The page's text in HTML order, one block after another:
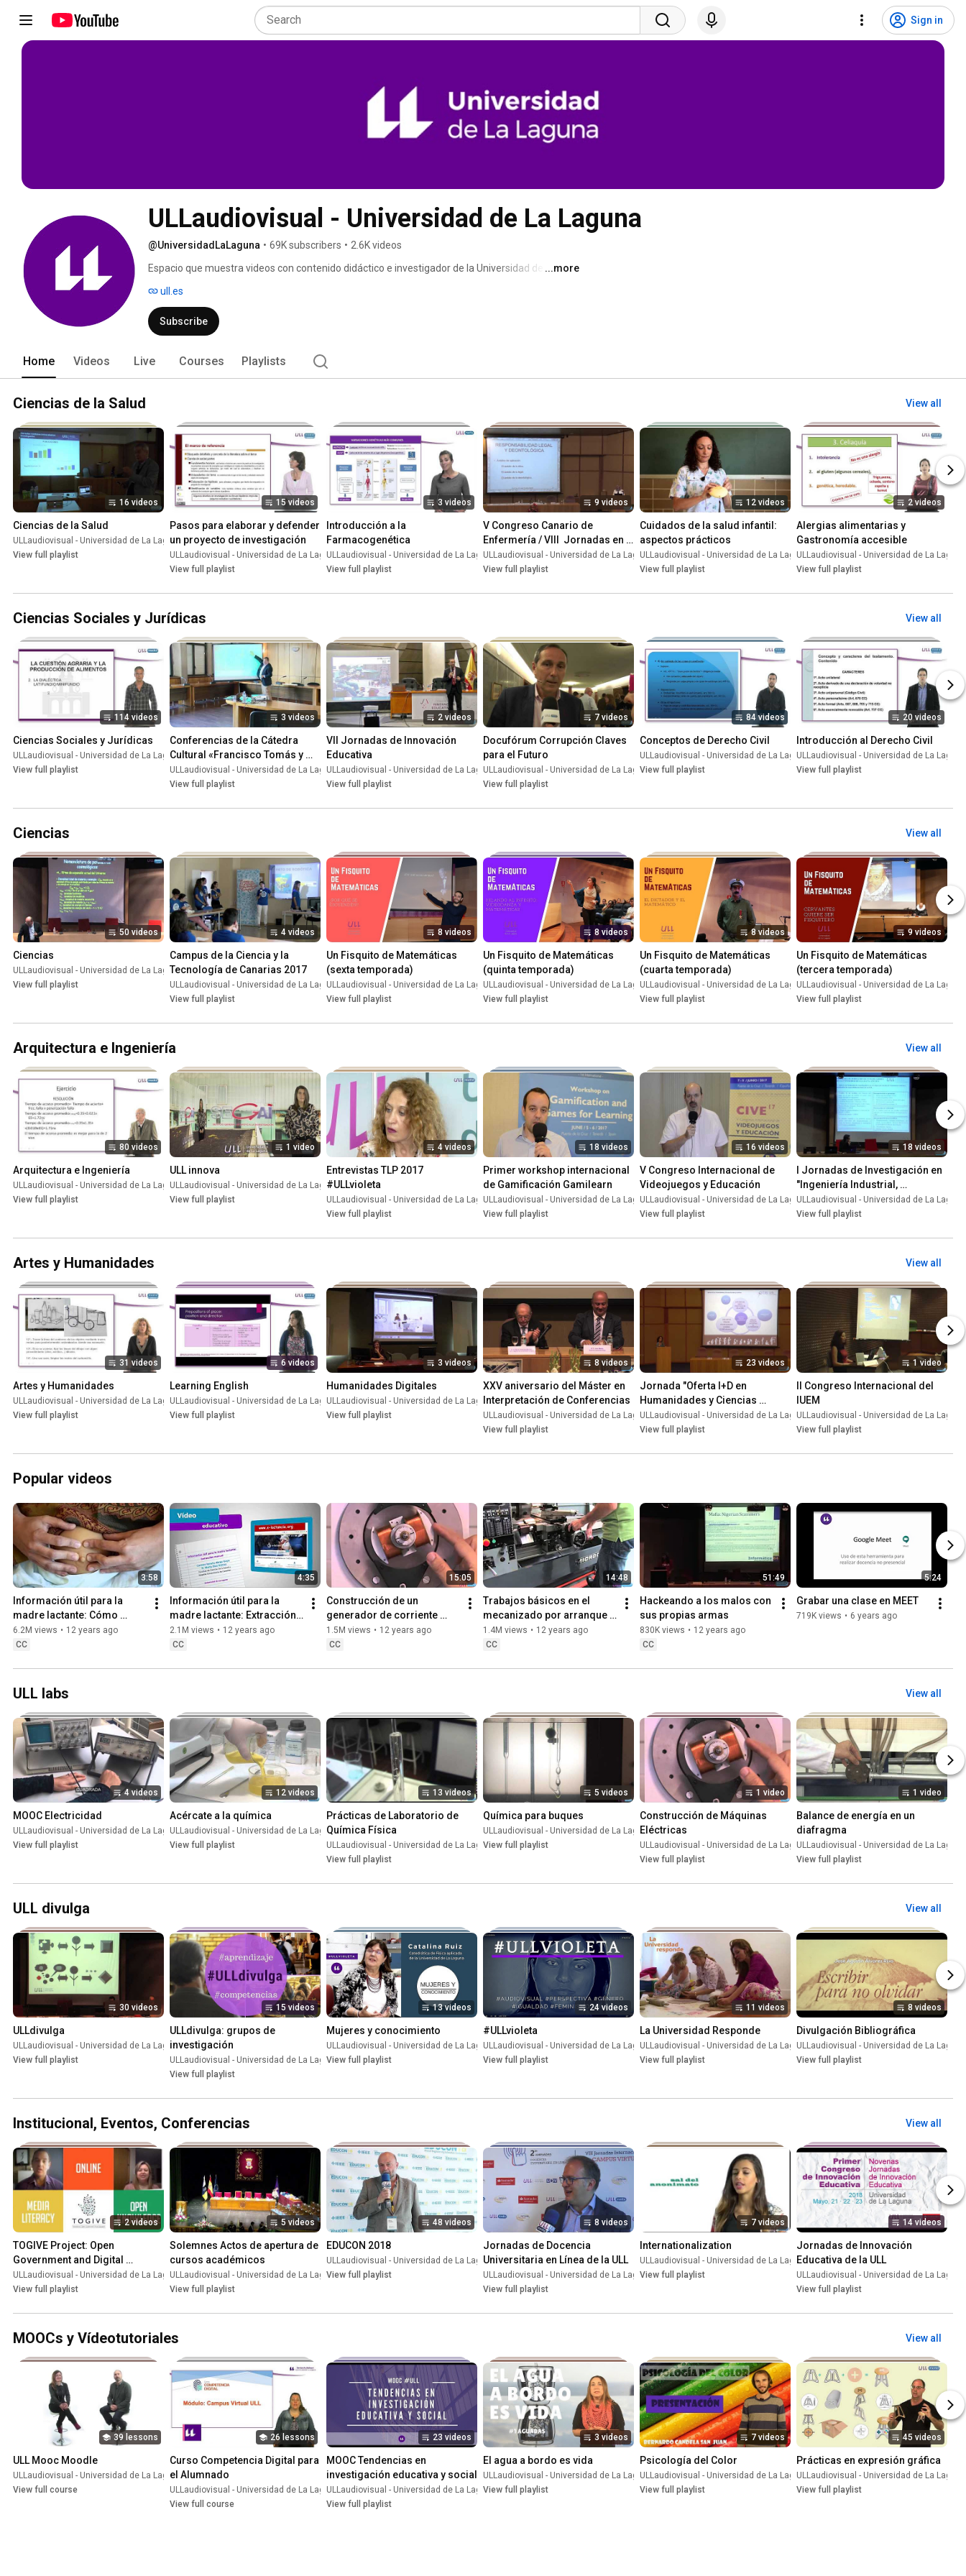
Sign in
ULLaudiovisual - Universidad de La Laguna
@UniversidadLaLaguna • 69K subscribers • 2.6K videos
Espacio que muestra videos con contenido didáctico e investigador de la Universidad de La ...more
ull.es
Subscribe
Home Videos Live Courses Playlists
Ciencias de la Salud View all
16 videos
Ciencias de la Salud
ULLaudiovisual - Universidad de La Laguna • Playlist
View full playlist
15 videos
Pasos para elaborar y defender
un proyecto de investigación
ULLaudiovisual - Universidad de La Laguna • Playlist
View full playlist
3 videos
Introducción a la
Farmacogenética
ULLaudiovisual - Universidad de La Laguna • Playlist
View full playlist
9 videos
V Congreso Canario de
Enfermería / VIII  Jornadas en
innovaciones en Enfermería.
ULLaudiovisual - Universidad de La Laguna • Playlist
View full playlist
12 videos
Cuidados de la salud infantil:
aspectos prácticos
ULLaudiovisual - Universidad de La Laguna • Playlist
View full playlist
2 videos
Alergias alimentarias y
Gastronomía accesible
ULLaudiovisual - Universidad de La Laguna
View full playlist
Ciencias Sociales y Jurídicas View all
114 videos
Ciencias Sociales y Jurídicas
ULLaudiovisual - Universidad de La Laguna • Playlist
View full playlist
3 videos
Conferencias de la Cátedra
Cultural «Francisco Tomás y
Valiente»
ULLaudiovisual - Universidad de La Laguna • Playlist
View full playlist
2 videos
VII Jornadas de Innovación
Educativa
ULLaudiovisual - Universidad de La Laguna • Playlist
View full playlist
7 videos
Docufórum Corrupción Claves
para el Futuro
ULLaudiovisual - Universidad de La Laguna • Playlist
View full playlist
84 videos
Conceptos de Derecho Civil
ULLaudiovisual - Universidad de La Laguna • Playlist
View full playlist
20 videos
Introducción al Derecho Civil
ULLaudiovisual - Universidad de La Laguna
View full playlist
Ciencias View all
50 videos
Ciencias
ULLaudiovisual - Universidad de La Laguna • Playlist
View full playlist
4 videos
Campus de la Ciencia y la
Tecnología de Canarias 2017
ULLaudiovisual - Universidad de La Laguna • Playlist
View full playlist
8 videos
Un Fisquito de Matemáticas
(sexta temporada)
ULLaudiovisual - Universidad de La Laguna • Playlist
View full playlist
8 videos
Un Fisquito de Matemáticas
(quinta temporada)
ULLaudiovisual - Universidad de La Laguna • Playlist
View full playlist
8 videos
Un Fisquito de Matemáticas
(cuarta temporada)
ULLaudiovisual - Universidad de La Laguna • Playlist
View full playlist
9 videos
Un Fisquito de Matemáticas
(tercera temporada)
ULLaudiovisual - Universidad de La Laguna
View full playlist
Arquitectura e Ingeniería View all
80 videos
Arquitectura e Ingeniería
ULLaudiovisual - Universidad de La Laguna • Playlist
View full playlist
1 video
ULL innova
ULLaudiovisual - Universidad de La Laguna • Playlist
View full playlist
4 videos
Entrevistas TLP 2017
#ULLvioleta
ULLaudiovisual - Universidad de La Laguna • Playlist
View full playlist
18 videos
Primer workshop internacional
de Gamificación Gamilearn
ULLaudiovisual - Universidad de La Laguna • Playlist
View full playlist
16 videos
V Congreso Internacional de
Videojuegos y Educación
ULLaudiovisual - Universidad de La Laguna • Playlist
View full playlist
18 videos
I Jornadas de Investigación en
"Ingeniería Industrial,
Informática y Medioambiental"
ULLaudiovisual - Universidad de La Laguna
View full playlist
Artes y Humanidades View all
31 videos
Artes y Humanidades
ULLaudiovisual - Universidad de La Laguna • Playlist
View full playlist
6 videos
Learning English
ULLaudiovisual - Universidad de La Laguna • Playlist
View full playlist
3 videos
Humanidades Digitales
ULLaudiovisual - Universidad de La Laguna • Playlist
View full playlist
8 videos
XXV aniversario del Máster en
Interpretación de Conferencias
ULLaudiovisual - Universidad de La Laguna • Playlist
View full playlist
23 videos
Jornada "Oferta I+D en
Humanidades y Ciencias
Sociales y Jurídicas" 2013
ULLaudiovisual - Universidad de La Laguna • Playlist
View full playlist
1 video
II Congreso Internacional del
IUEM
ULLaudiovisual - Universidad de La Laguna
View full playlist
Popular videos
3:58
Información útil para la
madre lactante: Cómo
aliviar la ingurgitación
mamaria
6.2M views • 12 years ago
CC
4:35
Información útil para la
madre lactante: Extracción
manual
2.1M views • 12 years ago
CC
15:05
Construcción de un
generador de corriente
alterna y continua
1.5M views • 12 years ago
CC
14:48
Trabajos básicos en el
mecanizado por arranque
de viruta "TORNO"
1.4M views • 12 years ago
CC
51:49
Hackeando a los malos con
sus propias armas
830K views • 12 years ago
CC
5:24
Grabar una clase en MEET
719K views • 6 years ago
ULL labs View all
4 videos
MOOC Electricidad
ULLaudiovisual - Universidad de La Laguna • Playlist
View full playlist
12 videos
Acércate a la química
ULLaudiovisual - Universidad de La Laguna • Playlist
View full playlist
13 videos
Prácticas de Laboratorio de
Química Física
ULLaudiovisual - Universidad de La Laguna • Playlist
View full playlist
5 videos
Química para buques
ULLaudiovisual - Universidad de La Laguna • Playlist
View full playlist
1 video
Construcción de Máquinas
Eléctricas
ULLaudiovisual - Universidad de La Laguna • Playlist
View full playlist
1 video
Balance de energía en un
diafragma
ULLaudiovisual - Universidad de La Laguna
View full playlist
ULL divulga View all
30 videos
ULLdivulga
ULLaudiovisual - Universidad de La Laguna • Playlist
View full playlist
15 videos
ULLdivulga: grupos de
investigación
ULLaudiovisual - Universidad de La Laguna • Playlist
View full playlist
13 videos
Mujeres y conocimiento
ULLaudiovisual - Universidad de La Laguna • Playlist
View full playlist
24 videos
#ULLvioleta
ULLaudiovisual - Universidad de La Laguna • Playlist
View full playlist
11 videos
La Universidad Responde
ULLaudiovisual - Universidad de La Laguna • Playlist
View full playlist
8 videos
Divulgación Bibliográfica
ULLaudiovisual - Universidad de La Laguna
View full playlist
Institucional, Eventos, Conferencias View all
2 videos
TOGIVE Project: Open
Government and Digital
Education
ULLaudiovisual - Universidad de La Laguna • Playlist
View full playlist
5 videos
Solemnes Actos de apertura de
cursos académicos
ULLaudiovisual - Universidad de La Laguna • Playlist
View full playlist
48 videos
EDUCON 2018
ULLaudiovisual - Universidad de La Laguna • Playlist
View full playlist
8 videos
Jornadas de Docencia
Universitaria en Línea de la ULL
ULLaudiovisual - Universidad de La Laguna • Playlist
View full playlist
7 videos
Internationalization
ULLaudiovisual - Universidad de La Laguna • Playlist
View full playlist
14 videos
Jornadas de Innovación
Educativa de la ULL
ULLaudiovisual - Universidad de La Laguna
View full playlist
MOOCs y Vídeotutoriales View all
39 lessons
ULL Mooc Moodle
ULLaudiovisual - Universidad de La Laguna • Course
View full course
26 lessons
Curso Competencia Digital para
el Alumnado
ULLaudiovisual - Universidad de La Laguna • Course
View full course
23 videos
MOOC Tendencias en
investigación educativa y social
ULLaudiovisual - Universidad de La Laguna • Playlist
View full playlist
3 videos
El agua a bordo es vida
ULLaudiovisual - Universidad de La Laguna • Playlist
View full playlist
7 videos
Psicología del Color
ULLaudiovisual - Universidad de La Laguna • Playlist
View full playlist
45 videos
Prácticas en expresión gráfica
ULLaudiovisual - Universidad de La Laguna
View full playlist